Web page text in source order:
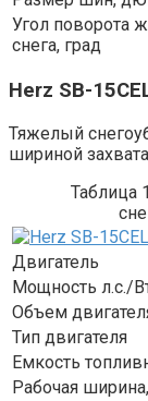
Угол поворота
снега, град
Herz SB-
Тяжелый
шириной
Таблица
Двигатель
Мощность л.с./
Объем
Тип двигателя
Емкость
Рабочая